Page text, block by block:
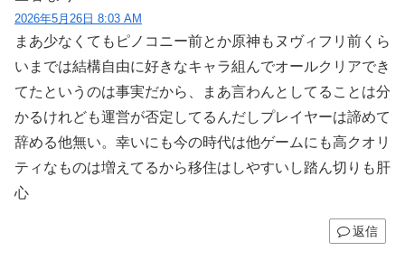
2026年5月26日 8:03 AM
まあ少なくてもピノコニー前とか原神もヌヴィフリ前くら
いまでは結構自由に好きなキャラ組んでオールクリアでき
てたというのは事実だから、まあ言わんとしてることは分
かるけれども運営が否定してるんだしプレイヤーは諦めて
辞める他無い。幸いにも今の時代は他ゲームにも高クオリ
ティなものは増えてるから移住はしやすいし踏ん切りも肝
心
返信